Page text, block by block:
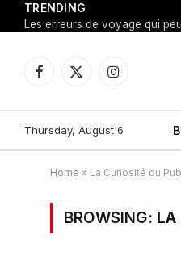
TRENDING
Facebook
X
Instagram
Thursday, August 6
Home » La Curiosité du
BROWSING: LA